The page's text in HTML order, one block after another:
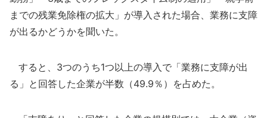
までの残業免除権の拡大」が導入された場合、業務に支障
が出るかどうかを聞いた。
すると、3つのうち1つ以上の導入で「業務に支障が出
る」と回答した企業が半数（49.9％）を占めた。